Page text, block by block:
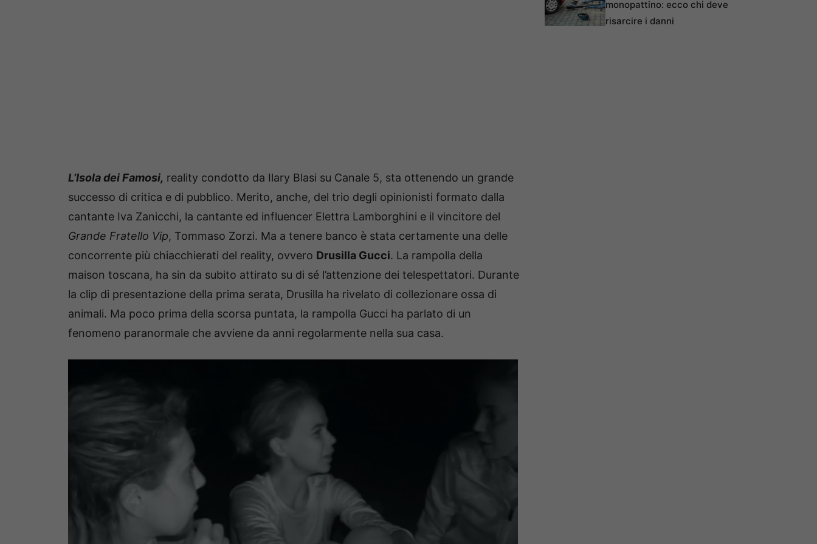
L’Isola dei Famosi, reality condotto da Ilary Blasi su Canale 5, sta ottenendo un grande
successo di critica e di pubblico. Merito, anche, del trio degli opinionisti formato dalla
cantante Iva Zanicchi, la cantante ed influencer Elettra Lamborghini e il vincitore del
Grande Fratello Vip, Tommaso Zorzi. Ma a tenere banco è stata certamente una delle
concorrente più chiacchierati del reality, ovvero Drusilla Gucci. La rampolla della
maison toscana, ha sin da subito attirato su di sé l’attenzione dei telespettatori. Durante
la clip di presentazione della prima serata, Drusilla ha rivelato di collezionare ossa di
animali. Ma poco prima della scorsa puntata, la rampolla Gucci ha parlato di un
fenomeno paranormale che avviene da anni regolarmente nella sua casa.
monopattino: ecco chi deve
risarcire i danni